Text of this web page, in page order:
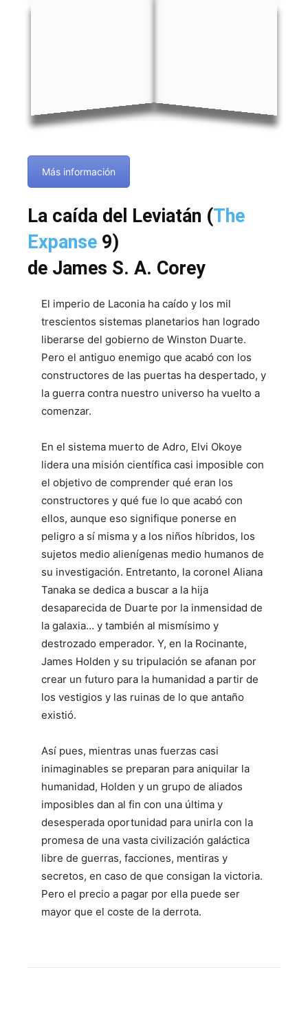
Más información
La caída del Leviatán (The
Expanse 9)
de James S. A. Corey
El imperio de Laconia ha caído y los mil
trescientos sistemas planetarios han logrado
liberarse del gobierno de Winston Duarte.
Pero el antiguo enemigo que acabó con los
constructores de las puertas ha despertado, y
la guerra contra nuestro universo ha vuelto a
comenzar.
En el sistema muerto de Adro, Elvi Okoye
lidera una misión científica casi imposible con
el objetivo de comprender qué eran los
constructores y qué fue lo que acabó con
ellos, aunque eso signifique ponerse en
peligro a sí misma y a los niños híbridos, los
sujetos medio alienígenas medio humanos de
su investigación. Entretanto, la coronel Aliana
Tanaka se dedica a buscar a la hija
desaparecida de Duarte por la inmensidad de
la galaxia… y también al mismísimo y
destrozado emperador. Y, en la Rocinante,
James Holden y su tripulación se afanan por
crear un futuro para la humanidad a partir de
los vestigios y las ruinas de lo que antaño
existió.
Así pues, mientras unas fuerzas casi
inimaginables se preparan para aniquilar la
humanidad, Holden y un grupo de aliados
imposibles dan al fin con una última y
desesperada oportunidad para unirla con la
promesa de una vasta civilización galáctica
libre de guerras, facciones, mentiras y
secretos, en caso de que consigan la victoria.
Pero el precio a pagar por ella puede ser
mayor que el coste de la derrota.